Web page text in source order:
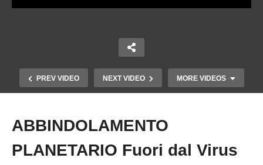
PREV VIDEO NEXT VIDEO MORE VIDEOS
Copy Embed Code
ABBINDOLAMENTO
PLANETARIO Fuori dal Virus